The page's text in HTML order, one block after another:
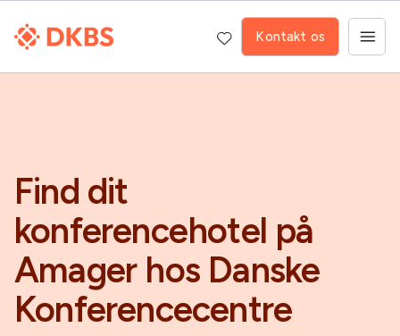
Kontakt os
Find dit
konferencehotel på
Amager hos Danske
Konferencecentre